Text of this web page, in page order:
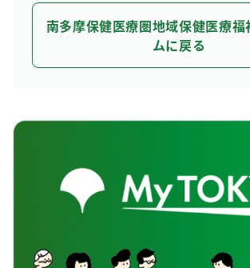
南多摩保健医療圏地域保健医療福
ムに戻る